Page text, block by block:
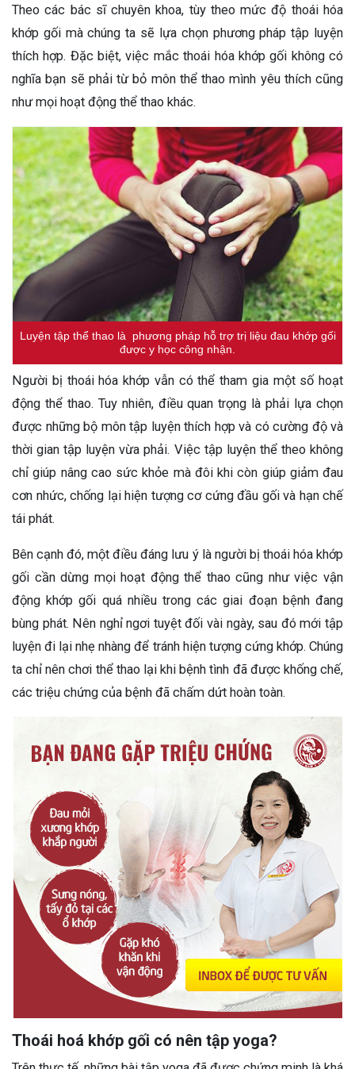
Theo các bác sĩ chuyên khoa, tùy theo mức độ thoái hóa
khớp gối mà chúng ta sẽ lựa chọn phương pháp tập luyện
thích hợp. Đặc biệt, việc mắc thoái hóa khớp gối không có
nghĩa bạn sẽ phải từ bỏ môn thể thao mình yêu thích cũng
như mọi hoạt động thể thao khác.
Luyện tập thể thao là phương pháp hỗ trợ trị liệu đau khớp gối
được y học công nhận.
Người bị thoái hóa khớp vẫn có thể tham gia một số hoạt
động thể thao. Tuy nhiên, điều quan trọng là phải lựa chọn
được những bộ môn tập luyện thích hợp và có cường độ và
thời gian tập luyện vừa phải. Việc tập luyện thể theo không
chỉ giúp nâng cao sức khỏe mà đôi khi còn giúp giảm đau
cơn nhức, chống lại hiện tượng cơ cứng đầu gối và hạn chế
tái phát.
Bên cạnh đó, một điều đáng lưu ý là người bị thoái hóa khớp
gối cần dừng mọi hoạt động thể thao cũng như việc vận
động khớp gối quá nhiều trong các giai đoạn bệnh đang
bùng phát. Nên nghỉ ngơi tuyệt đối vài ngày, sau đó mới tập
luyện đi lại nhẹ nhàng để tránh hiện tượng cứng khớp. Chúng
ta chỉ nên chơi thể thao lại khi bệnh tình đã được khống chế,
các triệu chứng của bệnh đã chấm dứt hoàn toàn.
Thoái hoá khớp gối có nên tập yoga?